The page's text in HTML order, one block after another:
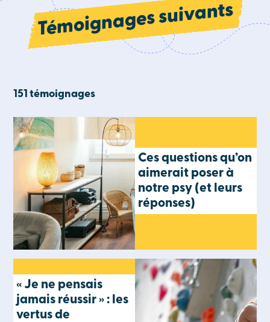
Témoignages suivants
151 témoignages
Ces questions qu’on
aimerait poser à
notre psy (et leurs
réponses)
« Je ne pensais
jamais réussir » : les
vertus de